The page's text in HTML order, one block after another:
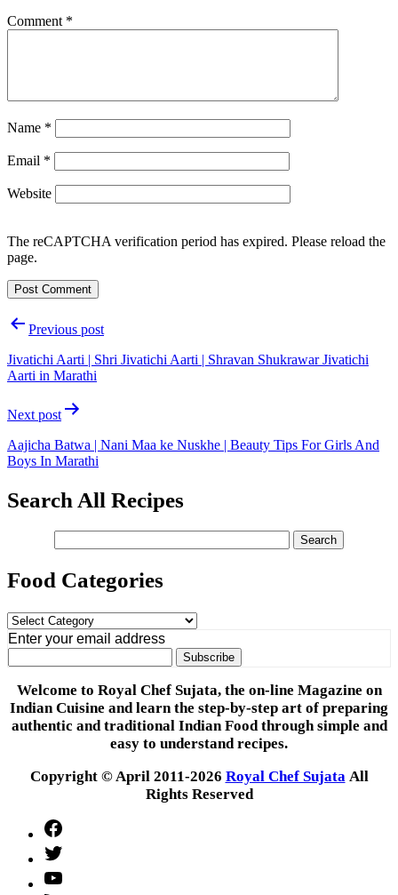
Comment *
Name *
Email *
Website
The reCAPTCHA verification period has expired. Please reload the
page.
PostPrevious post
Jivatichi Aarti | Shri Jivatichi Aarti | Shravan Shukrawar Jivatichi
Aarti in Marathi
Next post
Aajicha Batwa | Nani Maa ke Nuskhe | Beauty Tips For Girls And
Boys In Marathi
Search All Recipes
Food Categories
Food
Categories
Enter your email address
Welcome to Royal Chef Sujata, the on-line Magazine on
Indian Cuisine and learn the step-by-step art of preparing
authentic and traditional Indian Food through simple and
easy to understand recipes.
Copyright © April 2011-2026 Royal Chef Sujata All
Rights Reserved